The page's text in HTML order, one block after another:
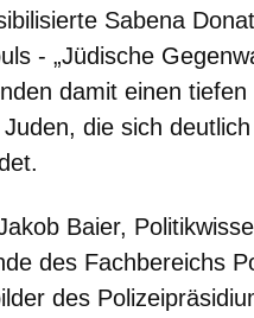
Sabena
- „Jüdische
damit einen
die sich
Baier,
des Fachbereichs
des